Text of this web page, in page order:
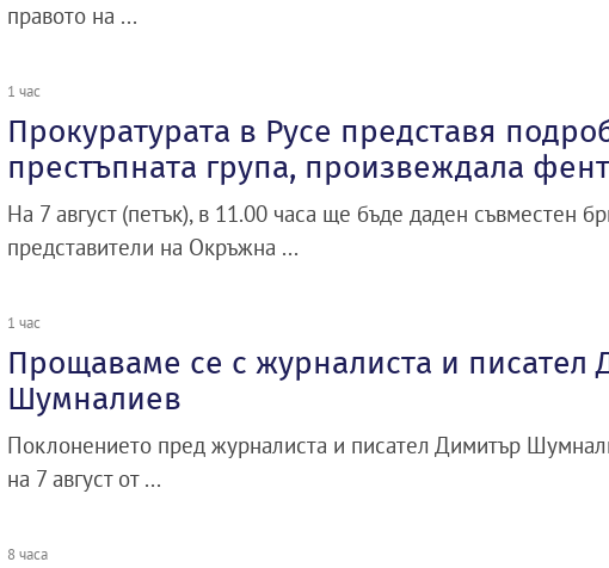
правото на ...
1 час
Прокуратурата в Русе представя
престъпната група, произвеждала
На 7 август (петък), в 11.00 часа ще бъде даден съвместен
представители на Окръжна ...
1 час
Прощаваме се с журналиста и писател
Шумналиев
Поклонението пред журналиста и писател Димитър
на 7 август от ...
8 часа